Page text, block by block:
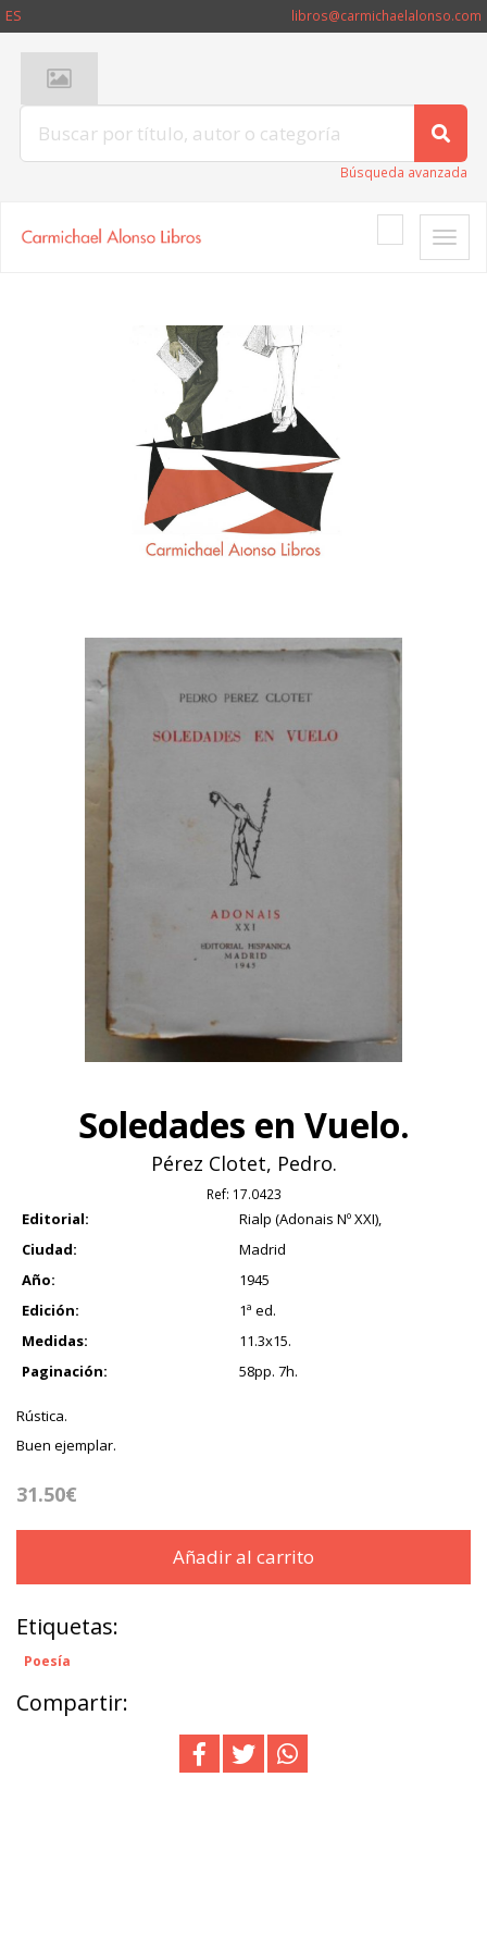
ES libros@carmichaelalonso.com
Búsqueda avanzada
Toggle
Soledades en Vuelo.
Pérez Clotet, Pedro.
Ref: 17.0423
Editorial:
Rialp (Adonais Nº XXI),
Ciudad:
Madrid
Año:
1945
Edición:
1ª ed.
Medidas:
11.3x15.
Paginación:
58pp. 7h.
Rústica.
Buen ejemplar.
31.50€
Añadir al carrito
Etiquetas:
Poesía
Compartir: